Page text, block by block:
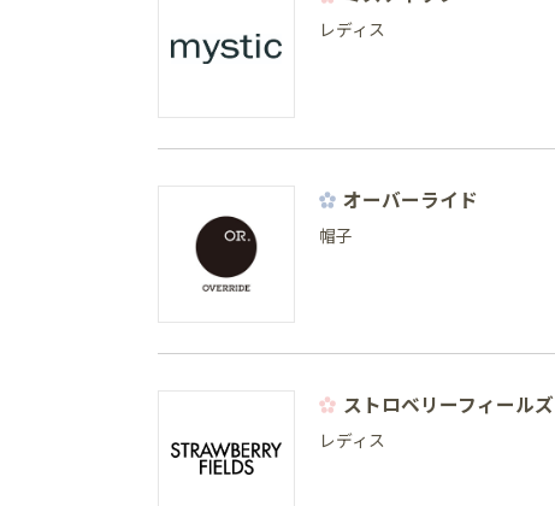
レディス
オーバーライド
帽子
ストロベリーフィールズ
レディス